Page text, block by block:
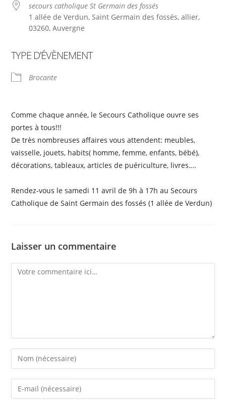
secours catholique St Germain des fossés
1 allée de Verdun, Saint Germain des fossés, allier,
03260, Auvergne
TYPE D’ÉVÈNEMENT
Brocante
Comme chaque année, le Secours Catholique ouvre ses
portes à tous!!!
De très nombreuses affaires vous attendent: meubles,
vaisselle, jouets, habits( homme, femme, enfants, bébé),
décorations, tableaux, articles de puériculture, livres….
Rendez-vous le samedi 11 avril de 9h à 17h au Secours
Catholique de Saint Germain des fossés (1 allée de Verdun)
Laisser un commentaire